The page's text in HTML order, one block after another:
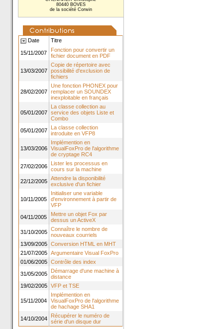
80440 BOVES
de la société Corwin
Date Titre
15/11/2007
Fonction pour convertir un
fichier document en PDF
13/03/2007
Copie de répertoire avec
possibilité d'exclusion de
fichiers
28/02/2007
Une fonction PHONEX pour
remplacer un SOUNDEX
inexploitable en français
05/01/2007
La classe collection au
service des objets Liste et
Combo
05/01/2007
La classe collection
introduite en VFP8
13/03/2006
Implémention en
VisualFoxPro de l'algorithme
de cryptage RC4
27/02/2006
Lister les processus en
cours sur la machine
22/12/2005
Attendre la disponibilité
exclusive d'un fichier
10/11/2005
Initialiser une variable
d'environnement à partir de
VFP
04/11/2005
Mettre un objet Fox par
dessus un ActiveX
31/10/2005
Connaître le nombre de
nouveaux courriels
13/09/2005
Conversion HTML en MHT
21/07/2005
Argumentaire Visual FoxPro
01/06/2005
Contrôle des index
31/05/2005
Démarrage d'une machine à
distance
19/02/2005
VFP et TSE
15/11/2004
Implémention en
VisualFoxPro de l'algorithme
de hachage SHA1
14/10/2004
Récupérer le numéro de
série d'un disque dur